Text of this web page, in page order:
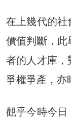
在上幾代的社
價值判斷，此
者的人才庫，
爭權爭產，亦
觀乎今時今日